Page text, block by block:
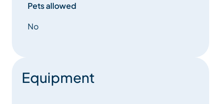
Pets allowed
No
Equipment